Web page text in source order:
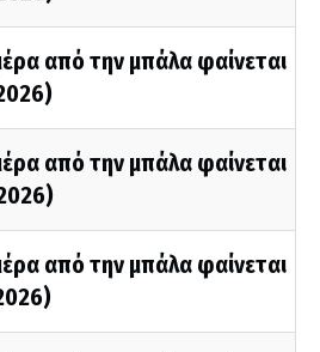
από την μπάλα φαίνεται
από την μπάλα φαίνεται
από την μπάλα φαίνεται